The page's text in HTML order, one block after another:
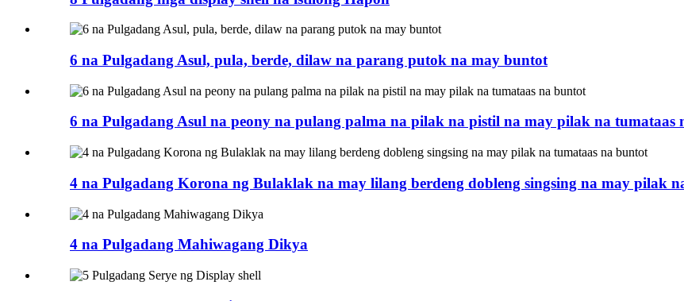
6 na Pulgadang Asul, pula, berde, dilaw na parang putok na may buntot
6 na Pulgadang Asul na peony na pulang palma na pilak na pistil na may pilak na tumataas
4 na Pulgadang Korona ng Bulaklak na may lilang berdeng dobleng singsing na may pilak
4 na Pulgadang Mahiwagang Dikya